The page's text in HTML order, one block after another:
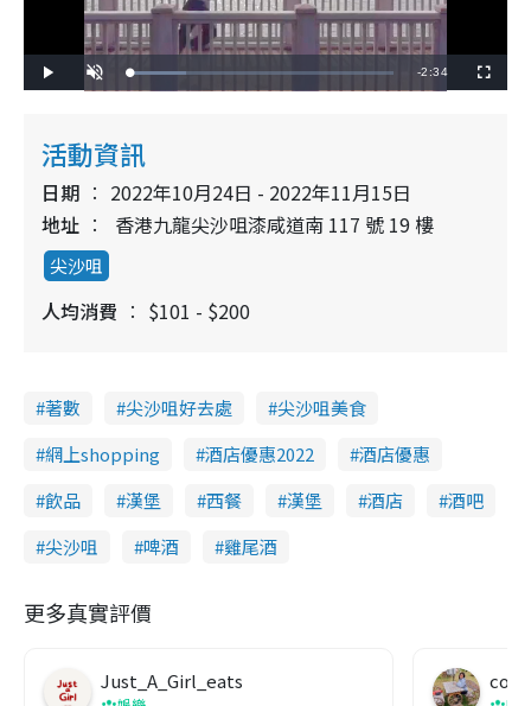
l
n
L
o
.
0
%
R
i
m
-2:34
u
活動資訊
日期
2022年10月24日 - 2022年11月15日
地址
香港九龍尖沙咀漆咸道南 117 號 19 樓
尖沙咀
人均消費 $101 - $200
著數 尖沙咀好去處
尖沙咀美食
網上shopping
酒店優惠2022
酒店優惠
飲品
漢堡 西餐 漢堡 酒店
酒吧
尖沙咀
啤酒 雞尾酒
更多真實評價
Just_A_Girl_eats co